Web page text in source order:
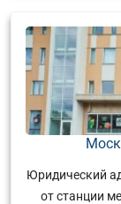
Юридический
от станции